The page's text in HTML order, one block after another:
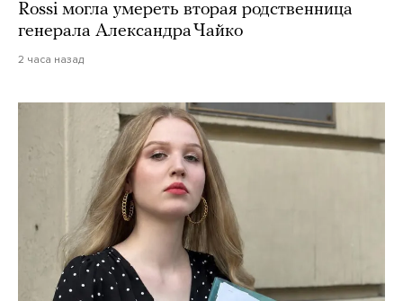
Rossi могла умереть вторая родственница
генерала Александра Чайко
2 часа назад